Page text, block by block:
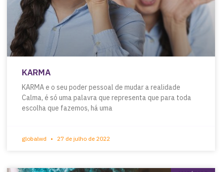
KARMA
KARMA e o seu poder pessoal de mudar a realidade
Calma, é só uma palavra que representa que para toda
escolha que fazemos, há uma
globalwd 27 de julho de 2022